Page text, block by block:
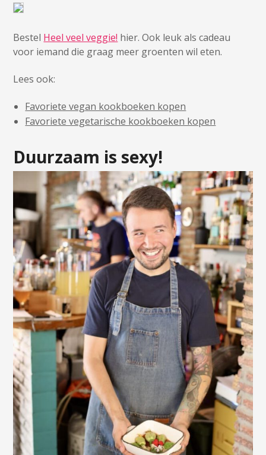
Bestel Heel veel veggie! hier. Ook leuk als cadeau
voor iemand die graag meer groenten wil eten.
Lees ook:
Favoriete vegan kookboeken kopen
Favoriete vegetarische kookboeken kopen
Duurzaam is sexy!